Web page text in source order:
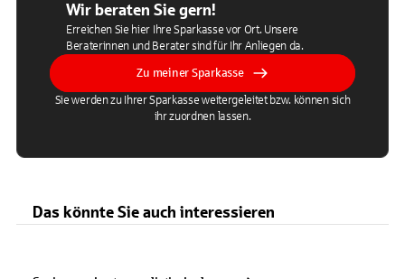
Wir beraten Sie gern!
Erreichen Sie hier Ihre Sparkasse vor Ort. Unsere
Beraterinnen und Berater sind für Ihr Anliegen da.
Zu meiner Sparkasse
Sie werden zu Ihrer Sparkasse weitergeleitet bzw. können sich
ihr zuordnen lassen.
Das könnte Sie auch interessieren